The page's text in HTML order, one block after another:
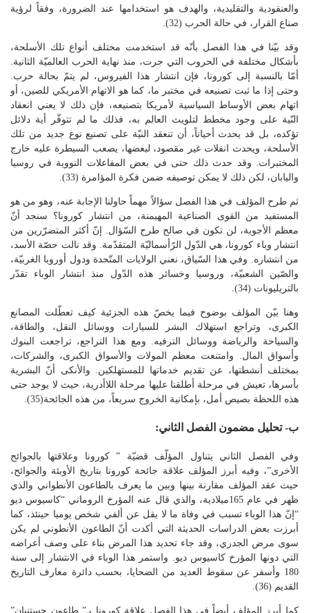
والعنقودية والتقليدية، والهدف هو استخدامها عند الضرورة، وفقاً لرؤية
صناع القرار، في حالة الحرب (32).
وقد بيّنا في هذا الفصل بأنّه قد استخدمت مختلف أنواع تلك الأسلحة،
بأشكال مختلفة في الحروب التي جرت، منذ نهاية الحرب العالميّة الثانية.
أمّا بالنسبة إلى كورونا، فإن انتشار هذا الفيروس، لم يتمّ بحالة حرب.
وحتى إذا ما ثبت تصنيعه في مختبر ما، كما هو الاتهام الأمريكي للصين، أو
اتهام بعض الأوساط السياسية لأمريكا بتصنيعه، فإن ذلك لا يعني انعقاد
النّية على وجود مخطط لتلويث العالم به، فذلك ما لم تتوفّر أية دلائل
تؤكده، بل قد يحدث أحياناً، أن تنعقد النيّة على تصنيع نوع جديد من تلك
الأسلحة، ويحدث انفلات غير مقصود، لبعضها، يصعب السيطرة عليه خارج
المختبرات. وقد حدث ذلك حتى في بعض المفاعلات النووية في روسيا
واليابان، لكن ذلك لا يمكن توصيفه ضمن فكرة المؤامرة (33).
ثم طرح المؤلف في هذا الفصل سؤالاً مهماً حاولنا الإجابة عنه، وهو من هو
المستفيد من القوى الصناعية المهيمنة، من انتشار كورونا؟ سنجد أنّ
معظم الأجوبة، لن تكون في صالح طرح السّؤال. إنّ أكثر المتضرّرين من
انتشار وباء كورونا، هي الدّول الرّأسماليّة المتقدّمة. وقد نالت حصّة الأسد،
من انتشاره. وفي هذا السّياق، نعني الولايات المتّحدة ودول أوروبا الغربيّة،
والصّين الشعبيّة، وروسيا وخسائر هذه الدّول منذ انتشار الوباء تقدّر
بالتريليونات (34).
وهنا بيّن المؤلف بوضوح فيما يخصّ هذه الجزئية كيف تعطّلت المصانع
الكبرى، وتراجع استهلاك البشر للسيارات ووسائل النقل، والطاقة،
والسياحة والرياضة ووسائل الترفيه. ومع هذا التراجع، تراجعت البنوك
وأسواق المال. وامتنعت معظم المولات والأسواق الكبرى، والشركات،
بمختلف أنشطتها، عن تقديم خدماتها للمستهلكين. والأنكى أنّ البشرية
بأسرها، تعيش في مرحلة أطلقنا عليها مرحلة اللاأدرية، حيث لا يوجد حتى
هذه اللحظة بصيص أمل، بإمكانية الخروج سريعاً، من هذه الجائحة(35).
ب- تحليل مضمون الفصل الثاني:
وفي الفصل الثاني يتناول المؤلّف قضيّة ” كورونا وعلاقتها بالجوائح
الأخرى”، وفيه أبرز المؤلف علاقة جائحة كورونا بتاريخ الأوبئة والجوائح،
حيث عقد المؤلف مقارنة بينها وبين ما يعرف بالطاعون الأنطواني والذي
ظهر في عام 165ميلادية، والذي قال عنه المؤرخ الروماني “كاسيوس ديو
“إنّ هذا الوباء تسبب في وفاة ما لا يقل عن ألفي شخص يوميا حينئذ، كما
أبرزت بعض الدراسات الحديثة التي أكدت أنّ الطاعون الأنطوني لم يكن
سوى مرض الجدري، وقد جاء تحديد هذا المرض بناء على وصف أعراضه
التي دونها المؤرخ كاسيوس ديو. واستمر هذا الوباء في الانتشار إلى سنة
180 وأسفر عن سقوط العديد من الضحايا، بحسب دائرة معارف التاريخ
القديم (36).
كما أبرز المؤلف أيضاً في هذا الفصل علاقة كورونا بـ” طاعون جستنيان”